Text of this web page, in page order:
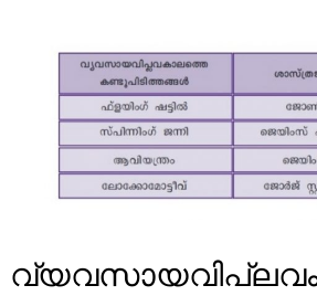
വ്യവസായവിപ്ലവം